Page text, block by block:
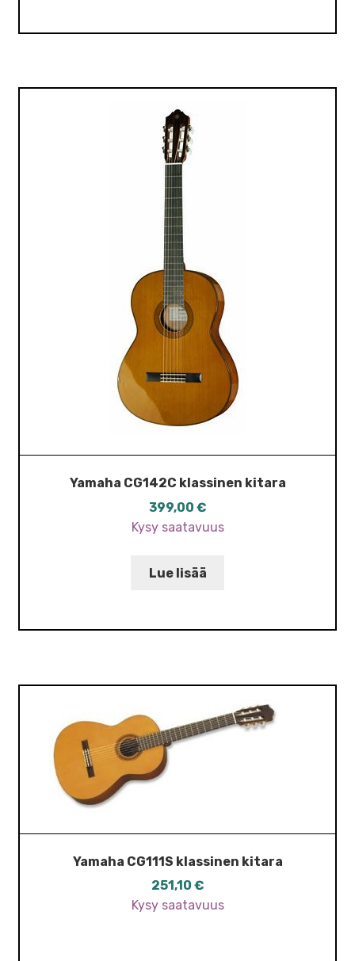
Yamaha CG142C klassinen kitara
399,00 €
Kysy saatavuus
Lue lisää
Yamaha CG111S klassinen kitara
251,10 €
Kysy saatavuus